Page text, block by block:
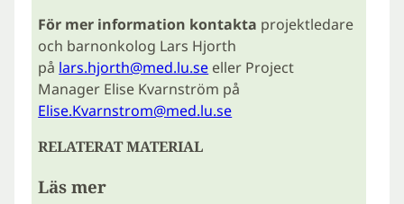
För mer information kontakta projektledare
och barnonkolog Lars Hjorth
på lars.hjorth@med.lu.se eller Project
Manager Elise Kvarnström på
Elise.Kvarnstrom@med.lu.se
RELATERAT MATERIAL
Läs mer